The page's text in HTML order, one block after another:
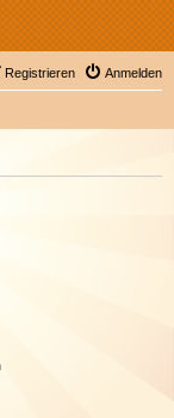
Anmelden
Registrieren